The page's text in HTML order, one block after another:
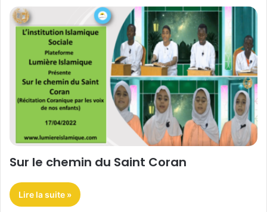
Sur le chemin du Saint Coran
Lire la suite »